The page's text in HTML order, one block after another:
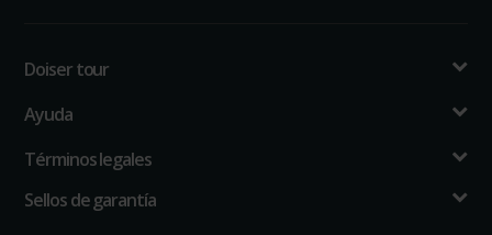
Doiser tour
Ayuda
Términos legales
Sellos de garantía